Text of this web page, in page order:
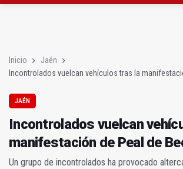
Inicio
Jaén
Incontrolados vuelcan vehículos tras la
JAÉN
Incontrolados vuelcan
manifestación de Peal de
Un grupo de incontrolados ha provocado